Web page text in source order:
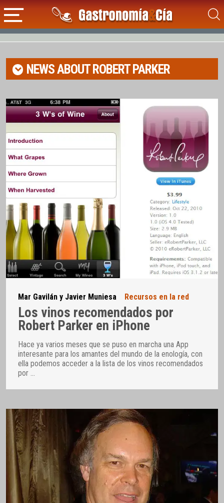
NEWS ABOUTROBERT PARKER
Mar Gavilán y Javier Muniesa Recursos en la red
Los vinos recomendados por
Robert Parker en iPhone
Hace ya varios meses que se puso en marcha una App
interesante para los amantes del mundo de la enología, con
ella podemos acceder a la lista de los vinos recomendados
por